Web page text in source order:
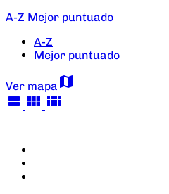
A-Z Mejor puntuado
A-Z
Mejor puntuado
Ver mapa map
view_stream view_module view_comfy